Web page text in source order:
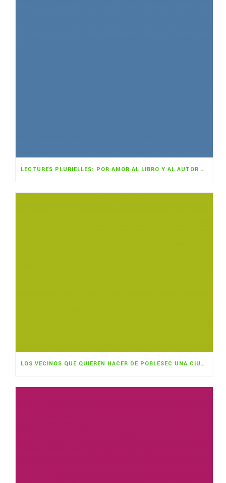
LECTURES PLURIELLES: POR AMOR AL LIBRO Y AL AUTOR NOVEL
LOS VECINOS QUE QUIEREN HACER DE POBLESEC UNA CIUDAD COMESTIBLE